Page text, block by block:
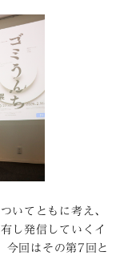
いてともに考え、
し発信していくイ
今回はその第7回と